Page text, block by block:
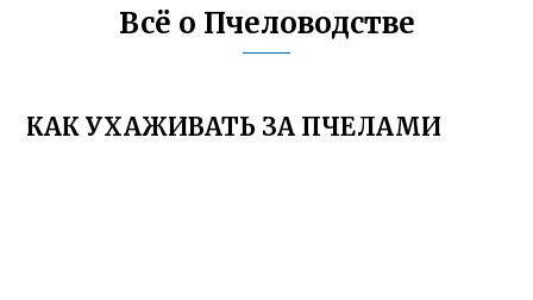
Всё о Пчеловодстве
КАК УХАЖИВАТЬ ЗА ПЧЕЛАМИ